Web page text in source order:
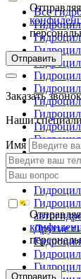
Все
Другие
Отправить
Заказать звонок
Наши
Имя
Отправить